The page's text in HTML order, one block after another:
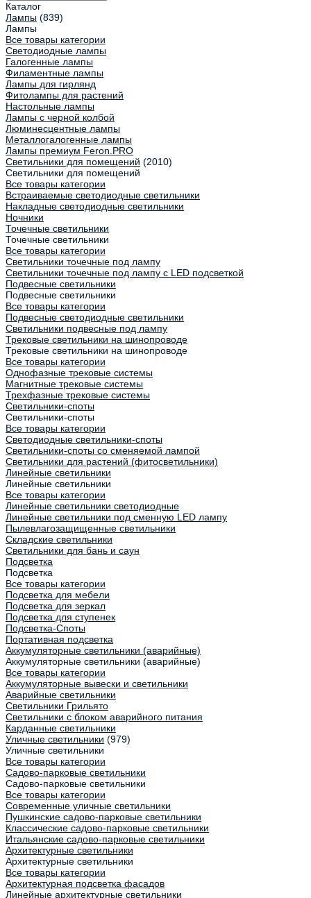
Каталог
Лампы (839)
Лампы
Все товары категории
Светодиодные лампы
Галогенные лампы
Филаментные лампы
Лампы для гирлянд
Фитолампы для растений
Настольные лампы
Лампы с черной колбой
Люминесцентные лампы
Металлогалогенные лампы
Лампы премиум Feron.PRO
Светильники для помещений (2010)
Светильники для помещений
Все товары категории
Встраиваемые светодиодные светильники
Накладные светодиодные светильники
Ночники
Точечные светильники
Точечные светильники
Все товары категории
Светильники точечные под лампу
Светильники точечные под лампу с LED подсветкой
Подвесные светильники
Подвесные светильники
Все товары категории
Подвесные светодиодные светильники
Светильники подвесные под лампу
Трековые светильники на шинопроводе
Трековые светильники на шинопроводе
Все товары категории
Однофазные трековые системы
Магнитные трековые системы
Трехфазные трековые системы
Светильники-споты
Светильники-споты
Все товары категории
Светодиодные светильники-споты
Светильники-споты со сменяемой лампой
Светильники для растений (фитосветильники)
Линейные светильники
Линейные светильники
Все товары категории
Линейные светильники светодиодные
Линейные светильники под сменную LED лампу
Пылевлагозащищенные светильники
Складские светильники
Светильники для бань и саун
Подсветка
Подсветка
Все товары категории
Подсветка для мебели
Подсветка для зеркал
Подсветка для ступенек
Подсветка-Споты
Портативная подсветка
Аккумуляторные светильники (аварийные)
Аккумуляторные светильники (аварийные)
Все товары категории
Аккумуляторные вывески и светильники
Аварийные светильники
Светильники Грильято
Светильники с блоком аварийного питания
Карданные светильники
Уличные светильники (979)
Уличные светильники
Все товары категории
Садово-парковые светильники
Садово-парковые светильники
Все товары категории
Современные уличные светильники
Пушкинские садово-парковые светильники
Классические садово-парковые светильники
Итальянские садово-парковые светильники
Архитектурные светильники
Архитектурные светильники
Все товары категории
Архитектурная подсветка фасадов
Линейные архитектурные светильники